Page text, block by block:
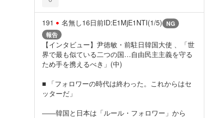
191 名無し16日前ID:E1MjE1NTI(1/5) NG
報告
【インタビュー】尹徳敏・前駐日韓国大使 、「世
界で最も似ている二つの国…自由民主主義を守る
ため手を携えるべき」(中)
■ 「フォロワーの時代は終わった。これからはセ
ッターだ」
――韓国と日本は「ルール・フォロワー」から